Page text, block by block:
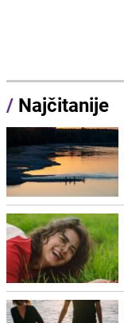
/ Najčitanije